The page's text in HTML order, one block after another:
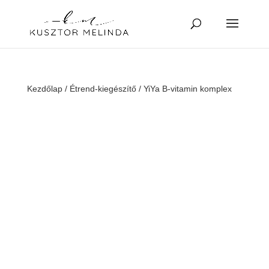
Kezdőlap/ Étrend-kiegészítő/ YiYa B-vitamin komplex